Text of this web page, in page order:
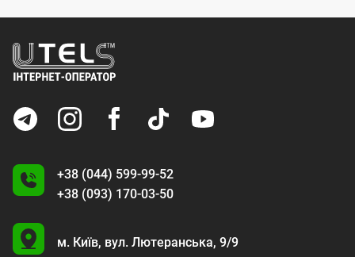
+38 (044) 599-99-52
+38 (093) 170-03-50
U
м. Київ, вул. Лютеранська, 9/9